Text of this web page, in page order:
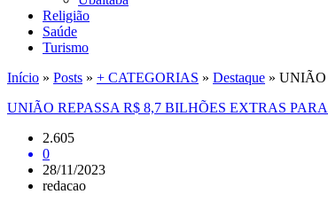
Religião
Saúde
Turismo
Início » Posts » + CATEGORIAS » Destaque » UNIÃO
UNIÃO REPASSA R$ 8,7 BILHÕES EXTRAS
2.605
0
28/11/2023
redacao